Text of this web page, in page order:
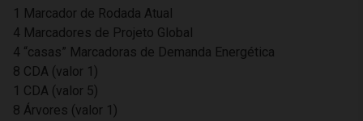
1 Marcador de Rodada Atual
4 Marcadores de Projeto Global
4 “casas” Marcadoras de Demanda Energética
8 CDA (valor 1)
1 CDA (valor 5)
8 Árvores (valor 1)